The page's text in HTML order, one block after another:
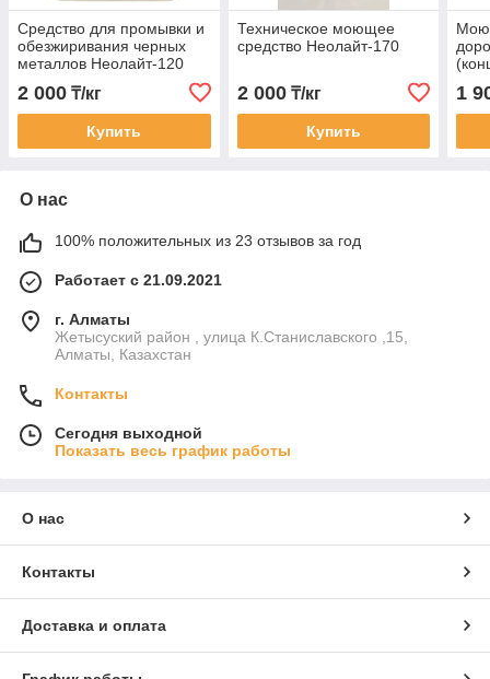
Средство для промывки и
обезжиривания черных
металлов Неолайт-120
2 000 ₸/кг
Купить
Техническое моющее
средство Неолайт-170
2 000₸/кг
Купить
1
О нас
100% положительных из 23 отзывов за год
Работает с 21.09.2021
г. Алматы
Жетысуский район , улица К.Станиславского ,15,
Алматы, Казахстан
Контакты
Сегодня выходной
Показать весь график работы
О нас
Контакты
Доставка и оплата